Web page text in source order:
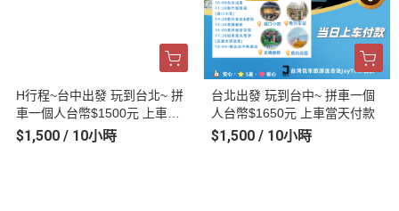
H行程~台中出發 玩到台北~ 拼
車一個人台幣$1500元 上車當
天付款
$1,500 / 10小時
台北出發 玩到台中~ 拼車一個
人台幣$1650元 上車當天付款
$1,500 / 10小時